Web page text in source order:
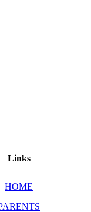
Links
HOME